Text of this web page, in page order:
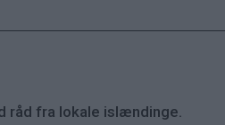
råd fra lokale islændinge.